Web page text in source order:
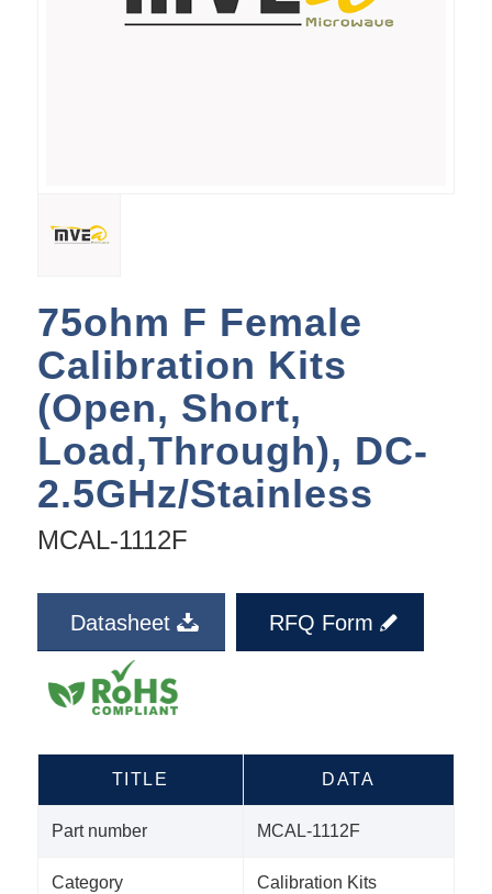
75ohm F Female
Calibration Kits
(Open, Short,
Load,Through), DC-
2.5GHz/Stainless
MCAL-1112F
Datasheet RFQ Form
TITLE DATA
Part number MCAL-1112F
Category Calibration Kits